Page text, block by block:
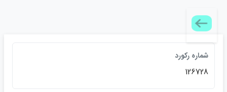
شماره ركورد
126728